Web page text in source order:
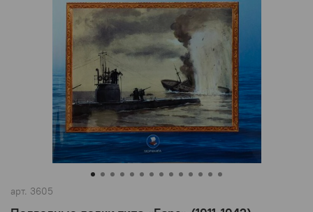
арт. 3605